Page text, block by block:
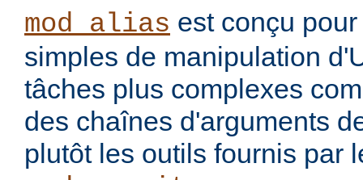
mod_alias est conçu
simples de manipulation
tâches plus complexes
des chaînes d'arguments
plutôt les outils fournis par